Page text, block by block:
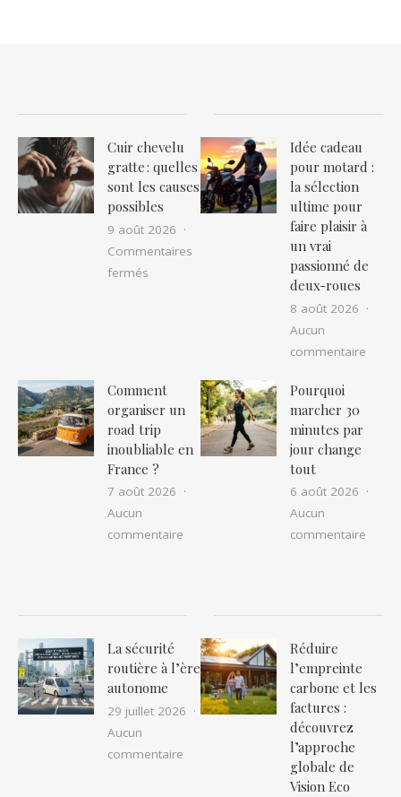
Cuir chevelu
gratte : quelles
sont les causes
possibles
9 août 2026
Commentaires
fermés sur Cuir chevelu gratte : quelles sont les
Idée cadeau
pour motard :
la sélection
ultime pour
faire plaisir à
un vrai
passionné de
deux-roues
8 août 2026
Aucun
commentaire
Comment
organiser un
road trip
inoubliable en
France ?
7 août 2026
Aucun
commentaire sur Comment organiser un road trip
Pourquoi
marcher 30
minutes par
jour change
tout
6 août 2026
Aucun
commentaire
La sécurité
routière à l’ère
autonome
29 juillet 2026
Aucun
commentaire sur La sécurité routière à l’ère
Réduire
l’empreinte
carbone et les
factures :
découvrez
l’approche
globale de
Vision Eco